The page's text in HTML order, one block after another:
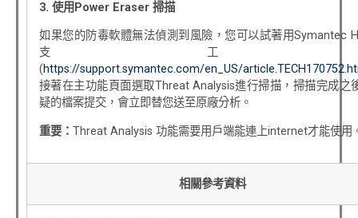
3. 使用 Power Eraser 掃描
如果您的防毒軟體無法偵測到風險，您可以試著用Symantec
支工
(https://support.symantec.com/en_US/
接著在主功能頁面選取Threat Analysis進行掃描，掃描完成之
疑的檔案提交，會立即替您送至原廠分析。
重要： Threat Analysis 功能需要用戶端能連上internet才能使用
相關參考資料